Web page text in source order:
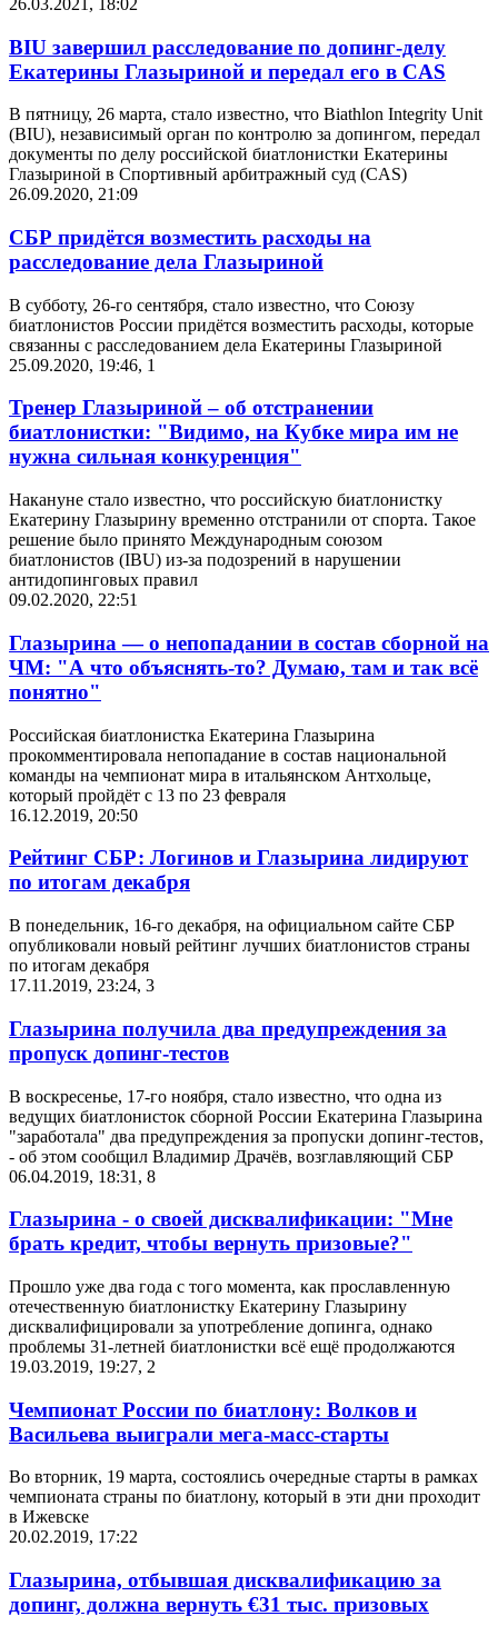
BIU завершил расследование по допинг-делу
Екатерины Глазыриной и передал его в CAS
В пятницу, 26 марта, стало известно, что Biathlon Integrity Unit
(BIU), независимый орган по контролю за допингом, передал
документы по делу российской биатлонистки Екатерины
Глазыриной в Спортивный арбитражный суд (CAS)
26.09.2020, 21:09
СБР придётся возместить расходы на
расследование дела Глазыриной
В субботу, 26-го сентября, стало известно, что Союзу
биатлонистов России придётся возместить расходы, которые
связанны с расследованием дела Екатерины Глазыриной
25.09.2020, 19:46, 1
Тренер Глазыриной – об отстранении
биатлонистки: "Видимо, на Кубке мира им не
нужна сильная конкуренция"
Накануне стало известно, что российскую биатлонистку
Екатерину Глазырину временно отстранили от спорта. Такое
решение было принято Международным союзом
биатлонистов (IBU) из-за подозрений в нарушении
антидопинговых правил
09.02.2020, 22:51
Глазырина — о непопадании в состав сборной на
ЧМ: "А что объяснять-то? Думаю, там и так вcё
понятно"
Российская биатлонистка Екатерина Глазырина
прокомментировала непопадание в состав национальной
команды на чемпионат мира в итальянском Антхольце,
который пройдёт с 13 по 23 февраля
16.12.2019, 20:50
Рейтинг СБР: Логинов и Глазырина лидируют
по итогам декабря
В понедельник, 16-го декабря, на официальном сайте СБР
опубликовали новый рейтинг лучших биатлонистов страны
по итогам декабря
17.11.2019, 23:24, 3
Глазырина получила два предупреждения за
пропуск допинг-тестов
В воскресенье, 17-го ноября, стало известно, что одна из
ведущих биатлонисток сборной России Екатерина Глазырина
"заработала" два предупреждения за пропуски допинг-тестов,
- об этом сообщил Владимир Драчёв, возглавляющий СБР
06.04.2019, 18:31 , 8
Глазырина - о своей дисквалификации: "Мне
брать кредит, чтобы вернуть призовые?"
Прошло уже два года с того момента, как прославленную
отечественную биатлонистку Екатерину Глазырину
дисквалифицировали за употребление допинга, однако
проблемы 31-летней биатлонистки всё ещё продолжаются
19.03.2019, 19:27, 2
Чемпионат России по биатлону: Волков и
Васильева выиграли мега-масс-старты
Во вторник, 19 марта, состоялись очередные старты в рамках
чемпионата страны по биатлону, который в эти дни проходит
в Ижевске
20.02.2019, 17:22
Глазырина, отбывшая дисквалификацию за
допинг, должна вернуть €31 тыс. призовых